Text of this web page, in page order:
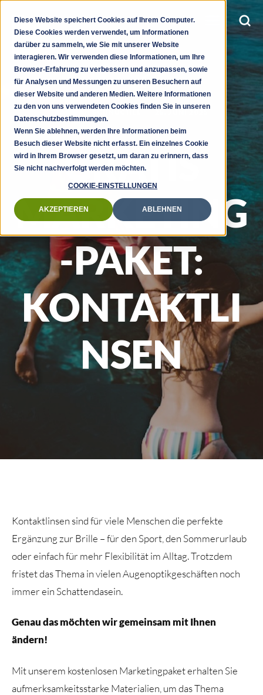
Diese Website speichert Cookies auf Ihrem Computer.
Diese Cookies werden verwendet, um Informationen
darüber zu sammeln, wie Sie mit unserer Website
interagieren. Wir verwenden diese Informationen, um Ihre
Browser-Erfahrung zu verbessern und anzupassen, sowie
für Analysen und Messungen zu unseren Besuchern auf
dieser Website und anderen Medien. Weitere Informationen
zu den von uns verwendeten Cookies finden Sie in unseren
Datenschutzbestimmungen.
Wenn Sie ablehnen, werden Ihre Informationen beim
Besuch dieser Website nicht erfasst. Ein einzelnes Cookie
wird in Ihrem Browser gesetzt, um daran zu erinnern, dass
Sie nicht nachverfolgt werden möchten.
COOKIE-EINSTELLUNGEN
AKZEPTIEREN ABLEHNEN
GRATIS
MARKETING
-PAKET:
KONTAKTLI
NSEN
Kontaktlinsen sind für viele Menschen die perfekte
Ergänzung zur Brille – für den Sport, den Sommerurlaub
oder einfach für mehr Flexibilität im Alltag. Trotzdem
fristet das Thema in vielen Augenoptikgeschäften noch
immer ein Schattendasein.
Genau das möchten wir gemeinsam mit Ihnen
ändern!
Mit unserem kostenlosen Marketingpaket erhalten Sie
aufmerksamkeitsstarke Materialien, um das Thema